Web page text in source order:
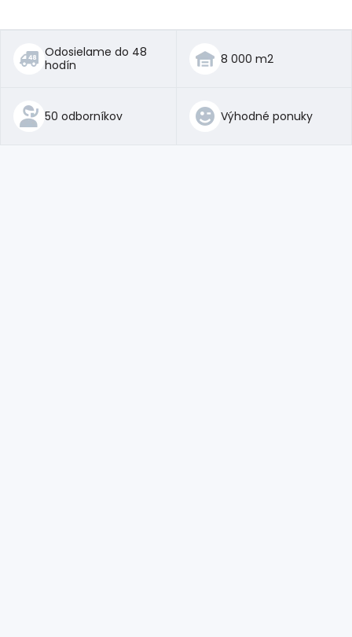
Odosielame do 48
hodín
8 000 m2
50 odborníkov Výhodné ponuky